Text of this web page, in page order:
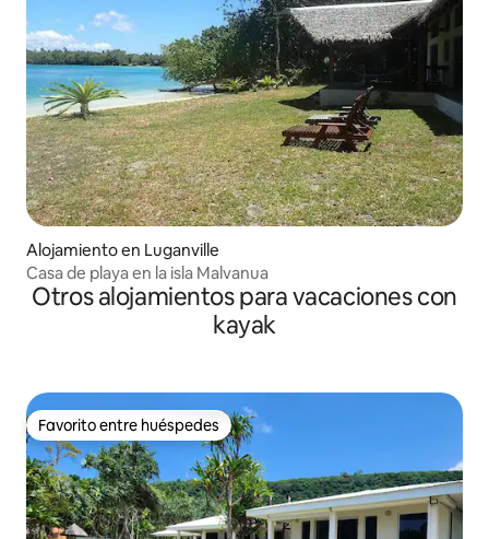
Alojamiento en Luganville
Casa de playa en la isla Malvanua
Otros alojamientos para vacaciones con
kayak
Favorito entre huéspedes
Favorito entre huéspedes